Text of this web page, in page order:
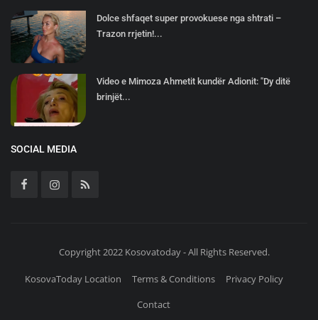
Dolce shfaqet super provokuese nga shtrati –
Trazon rrjetin!...
Video e Mimoza Ahmetit kundër Adionit: "Dy ditë
brinjët...
SOCIAL MEDIA
Copyright 2022 Kosovatoday - All Rights Reserved.
KosovaToday Location Terms & Conditions
Privacy Policy
Contact